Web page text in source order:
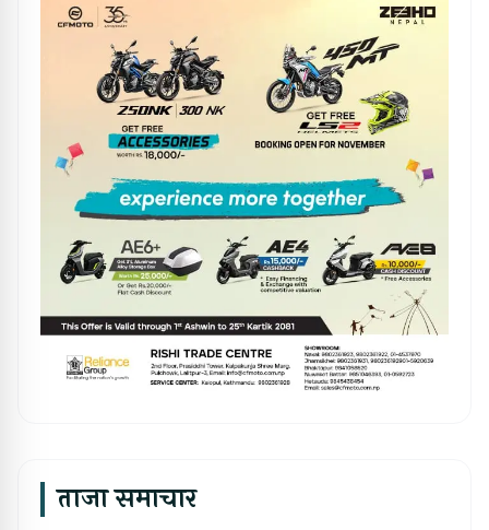
ताजा समाचार